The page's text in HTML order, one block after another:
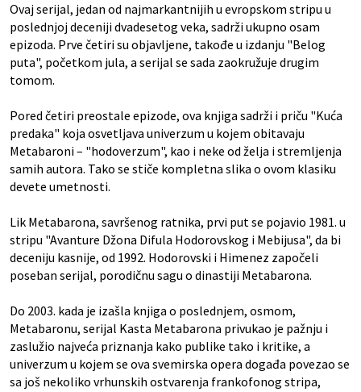
Ovaj serijal, jedan od najmarkantnijih u evropskom stripu u
poslednjoj deceniji dvadesetog veka, sadrži ukupno osam
epizoda. Prve četiri su objavljene, takođe u izdanju "Belog
puta", početkom jula, a serijal se sada zaokružuje drugim
tomom.
Pored četiri preostale epizode, ova knjiga sadrži i priču "Kuća
predaka" koja osvetljava univerzum u kojem obitavaju
Metabaroni – "hodoverzum", kao i neke od želja i stremljenja
samih autora. Tako se stiče kompletna slika o ovom klasiku
devete umetnosti.
Lik Metabarona, savršenog ratnika, prvi put se pojavio 1981. u
stripu "Avanture Džona Difula Hodorovskog i Mebijusa", da bi
deceniju kasnije, od 1992. Hodorovski i Himenez započeli
poseban serijal, porodičnu sagu o dinastiji Metabarona.
Do 2003. kada je izašla knjiga o poslednjem, osmom,
Metabaronu, serijal Kasta Metabarona privukao je pažnju i
zaslužio najveća priznanja kako publike tako i kritike, a
univerzum u kojem se ova svemirska opera događa povezao se
sa još nekoliko vrhunskih ostvarenja frankofonog stripa,